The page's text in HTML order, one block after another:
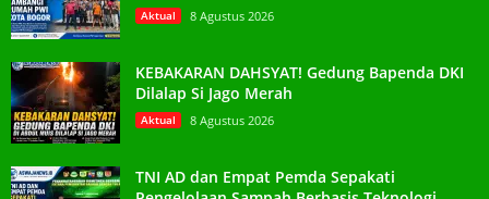
Aktual 8 Agustus 2026
KEBAKARAN DAHSYAT! Gedung Bapenda DKI
Dilalap Si Jago Merah
Aktual 8 Agustus 2026
TNI AD dan Empat Pemda Sepakati